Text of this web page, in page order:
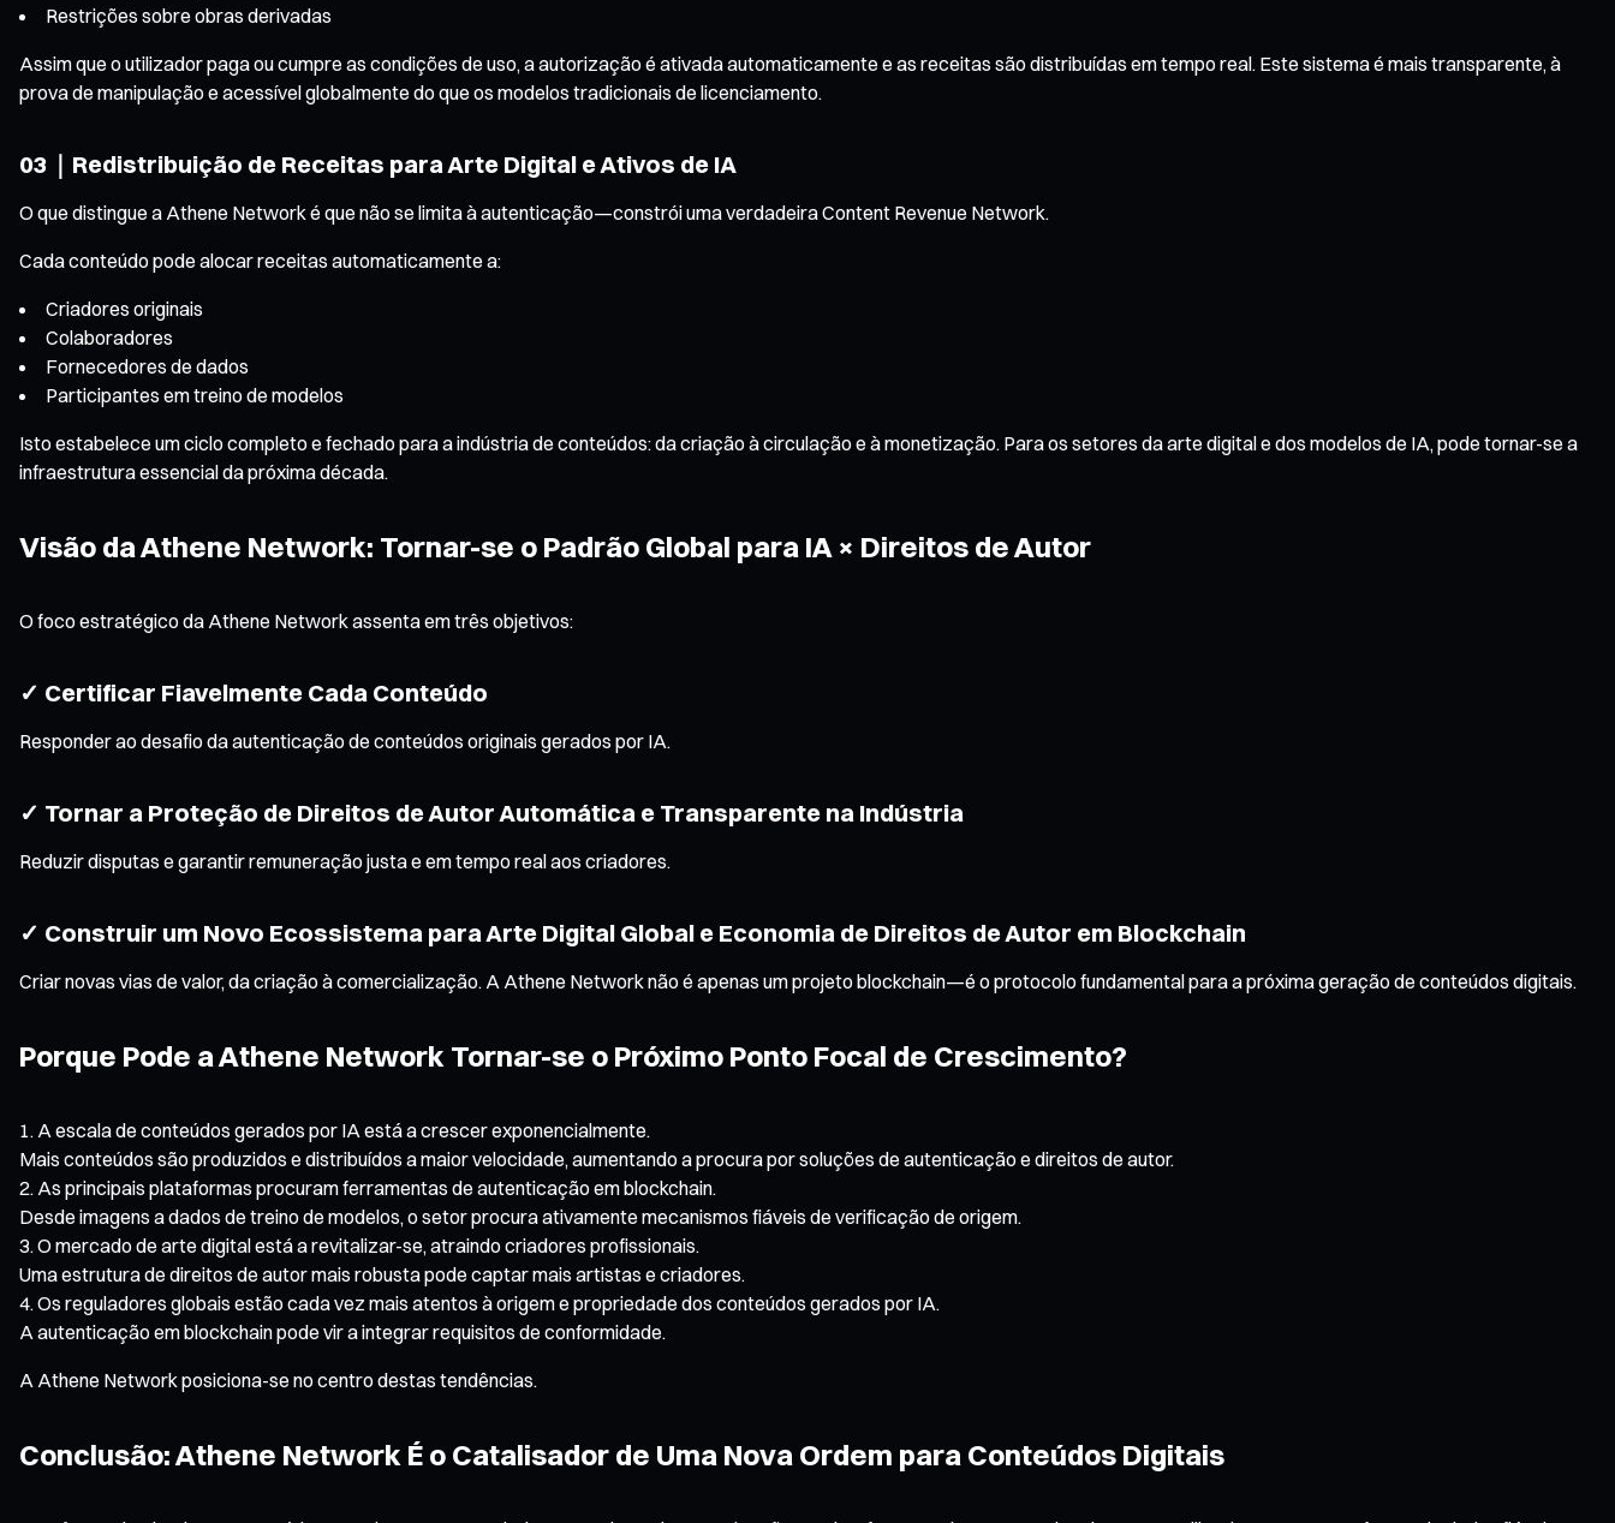
Restrições sobre obras derivadas
Assim que o utilizador paga ou cumpre as condições de uso, a autorização é ativada automaticamente e as receitas são distribuídas em tempo real. Este sistema é mais transparente, à
prova de manipulação e acessível globalmente do que os modelos tradicionais de licenciamento.
03｜Redistribuição de Receitas para Arte Digital e Ativos de IA
O que distingue a Athene Network é que não se limita à autenticação—constrói uma verdadeira Content Revenue Network.
Cada conteúdo pode alocar receitas automaticamente a:
Criadores originais
Colaboradores
Fornecedores de dados
Participantes em treino de modelos
Isto estabelece um ciclo completo e fechado para a indústria de conteúdos: da criação à circulação e à monetização. Para os setores da arte digital e dos modelos de IA, pode tornar-se a
infraestrutura essencial da próxima década.
Visão da Athene Network: Tornar-se o Padrão Global para IA × Direitos de Autor
O foco estratégico da Athene Network assenta em três objetivos:
✓ Certificar Fiavelmente Cada Conteúdo
Responder ao desafio da autenticação de conteúdos originais gerados por IA.
✓ Tornar a Proteção de Direitos de Autor Automática e Transparente na Indústria
Reduzir disputas e garantir remuneração justa e em tempo real aos criadores.
✓ Construir um Novo Ecossistema para Arte Digital Global e Economia de Direitos de Autor em Blockchain
Criar novas vias de valor, da criação à comercialização. A Athene Network não é apenas um projeto blockchain—é o protocolo fundamental para a próxima geração de conteúdos digitais.
Porque Pode a Athene Network Tornar-se o Próximo Ponto Focal de Crescimento?
A escala de conteúdos gerados por IA está a crescer exponencialmente.
Mais conteúdos são produzidos e distribuídos a maior velocidade, aumentando a procura por soluções de autenticação e direitos de autor.
As principais plataformas procuram ferramentas de autenticação em blockchain.
Desde imagens a dados de treino de modelos, o setor procura ativamente mecanismos fiáveis de verificação de origem.
O mercado de arte digital está a revitalizar-se, atraindo criadores profissionais.
Uma estrutura de direitos de autor mais robusta pode captar mais artistas e criadores.
Os reguladores globais estão cada vez mais atentos à origem e propriedade dos conteúdos gerados por IA.
A autenticação em blockchain pode vir a integrar requisitos de conformidade.
A Athene Network posiciona-se no centro destas tendências.
Conclusão: Athene Network É o Catalisador de Uma Nova Ordem para Conteúdos Digitais